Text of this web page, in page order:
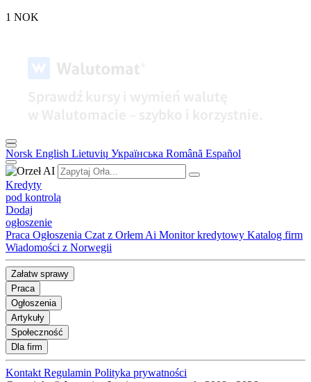
1 NOK
Norsk English Lietuvių Українська Română Español
Kredyty
pod kontrolą
Dodaj
ogłoszenie
Praca Ogłoszenia Czat z Orłem Ai Monitor kredytowy Katalog firm
Wiadomości z Norwegii
Załatw sprawy
Praca
Ogłoszenia
Artykuły
Społeczność
Dla firm
Kontakt Regulamin Polityka prywatności